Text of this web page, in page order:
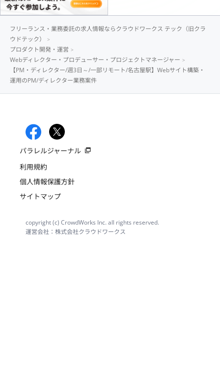
フリーランス・業務委託の求人情報ならクラウドワークス テック（旧クラ
ウドテック）
プロダクト開発・運営
Webディレクター・プロデューサー・プロジェクトマネージャー
【PM・ディレクター/週3日～/一部リモート/名古屋駅】Webサイト構築・
運用のPM/ディレクター業務案件
パラレルジャーナル
利用規約
個人情報保護方針
サイトマップ
copyright (c) CrowdWorks Inc. all rights reserved.
運営会社：株式会社クラウドワークス